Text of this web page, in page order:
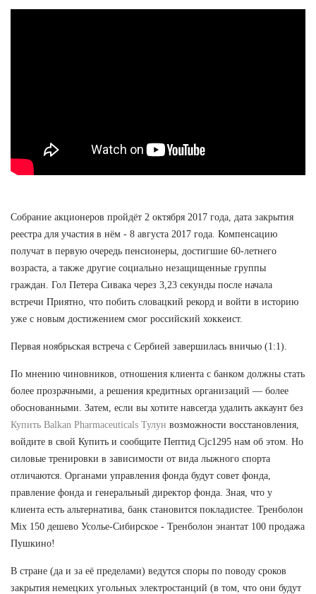
Собрание акционеров пройдёт 2 октября 2017 года, дата закрытия
реестра для участия в нём - 8 августа 2017 года. Компенсацию
получат в первую очередь пенсионеры, достигшие 60-летнего
возраста, а также другие социально незащищенные группы
граждан. Гол Петера Сивака через 3,23 секунды после начала
встречи Приятно, что побить словацкий рекорд и войти в историю
уже с новым достижением смог российский хоккеист.
Первая ноябрьская встреча с Сербией завершилась вничью (1:1).
По мнению чиновников, отношения клиента с банком должны стать
более прозрачными, а решения кредитных организаций — более
обоснованными. Затем, если вы хотите навсегда удалить аккаунт без
Купить Balkan Pharmaceuticals Тулун возможности восстановления,
войдите в свой Купить и сообщите Пептид Cjc1295 нам об этом. Но
силовые тренировки в зависимости от вида лыжного спорта
отличаются. Органами управления фонда будут совет фонда,
правление фонда и генеральный директор фонда. Зная, что у
клиента есть альтернатива, банк становится покладистее. Тренболон
Mix 150 дешево Усолье-Сибирское - Тренболон энантат 100 продажа
Пушкино!
В стране (да и за её пределами) ведутся споры по поводу сроков
закрытия немецких угольных электростанций (в том, что они будут